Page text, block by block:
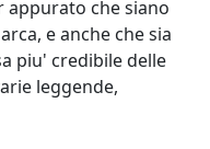
appurato che siano
e anche che sia
piu' credibile delle
leggende,